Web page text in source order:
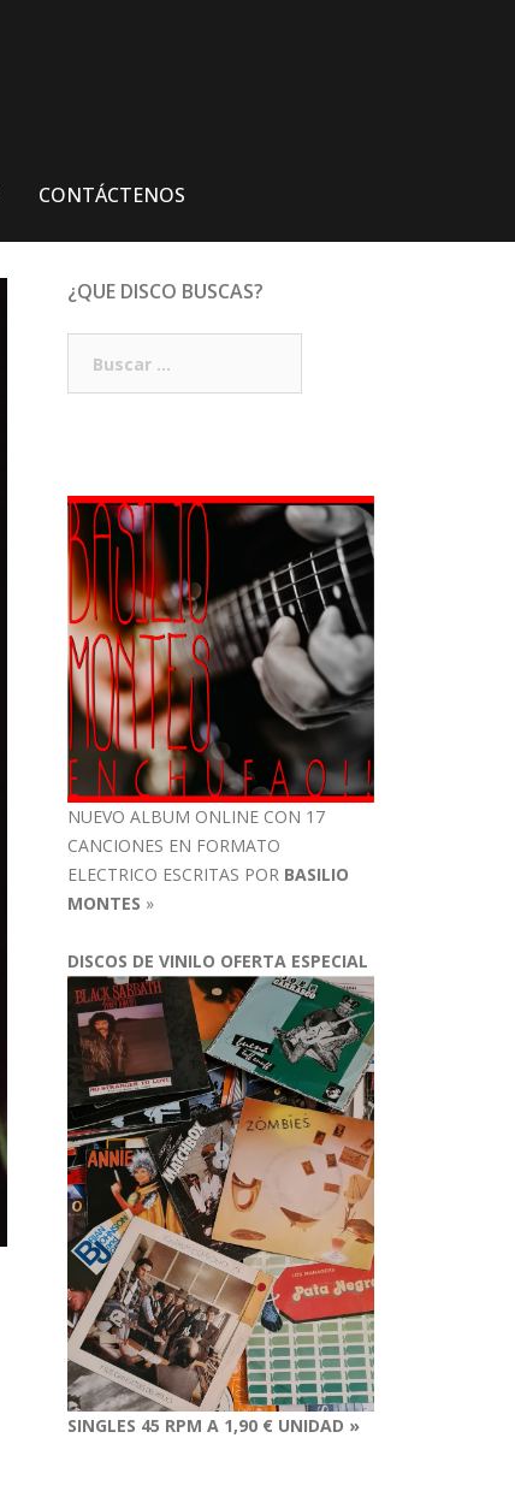
CONTÁCTENOS
¿QUE DISCO BUSCAS?
NUEVO ALBUM ONLINE CON 17
CANCIONES EN FORMATO
ELECTRICO ESCRITAS POR BASILIO
MONTES »
DISCOS DE VINILO OFERTA ESPECIAL
SINGLES 45 RPM A 1,90 € UNIDAD »